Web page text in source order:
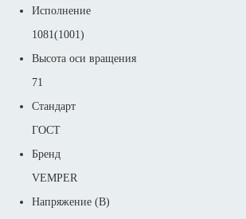
Исполнение
1081(1001)
Высота оси вращения
71
Стандарт
ГОСТ
Бренд
VEMPER
Напряжение (В)